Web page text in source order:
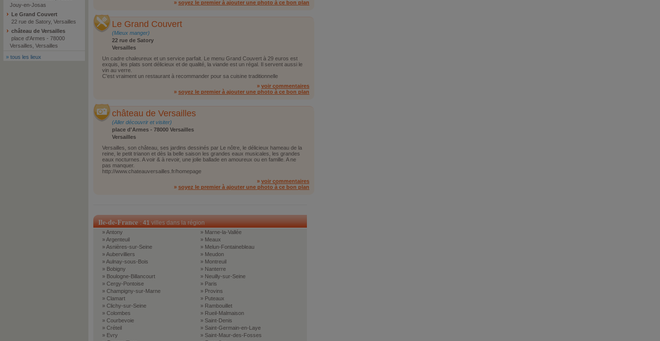
Jouy-en-Josas
Le Grand Couvert
22 rue de Satory, Versailles
château de Versailles
place d'Armes - 78000
Versailles, Versailles
» tous les lieux
» soyez le premier à ajouter une photo à ce bon plan
Le Grand Couvert
(Mieux manger)
22 rue de Satory
Versailles
Un cadre chaleureux et un service parfait. Le menu Grand Couvert à 29 euros est
exquis, les plats sont délicieux et de qualité, la viande est un régal. Il servent aussi le
vin au verre.
C'est vraiment un restaurant à recommander pour sa cuisine traditionnelle
» voir commentaires
» soyez le premier à ajouter une photo à ce bon plan
château de Versailles
(Aller découvrir et visiter)
place d'Armes - 78000 Versailles
Versailles
Versailles, son château, ses jardins dessinés par Le nôtre, le délicieux hameau de la
reine, le petit trianon et dès la belle saison les grandes eaux musicales, les grandes
eaux nocturnes. A voir & à revoir, une jolie ballade en amoureux ou en famille. A ne
pas manquer.
http://www.chateauversailles.fr/homepage
» voir commentaires
» soyez le premier à ajouter une photo à ce bon plan
Ile-de-France:41villes dans la région
» Antony
» Argenteuil
» Asnières-sur-Seine
» Aubervilliers
» Aulnay-sous-Bois
» Bobigny
» Boulogne-Billancourt
» Cergy-Pontoise
» Champigny-sur-Marne
» Clamart
» Clichy-sur-Seine
» Colombes
» Courbevoie
» Créteil
» Evry
» Marne-la-Vallée
» Meaux
» Melun-Fontainebleau
» Meudon
» Montreuil
» Nanterre
» Neuilly-sur-Seine
» Paris
» Provins
» Puteaux
» Rambouillet
» Rueil-Malmaison
» Saint-Denis
» Saint-Germain-en-Laye
» Saint-Maur-des-Fosses